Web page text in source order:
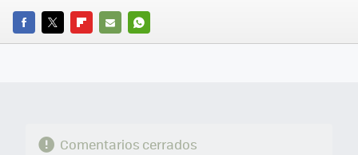
FACEBOOK
TWITTERFLIPBOARD
E-
WHATSAPP
Comentarios cerrados